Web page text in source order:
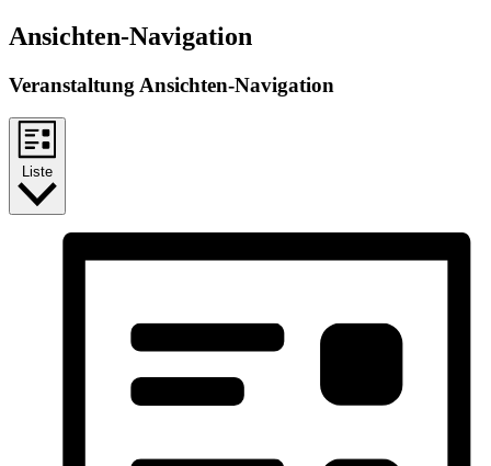
Ansichten-Navigation
Veranstaltung Ansichten-Navigation
Liste